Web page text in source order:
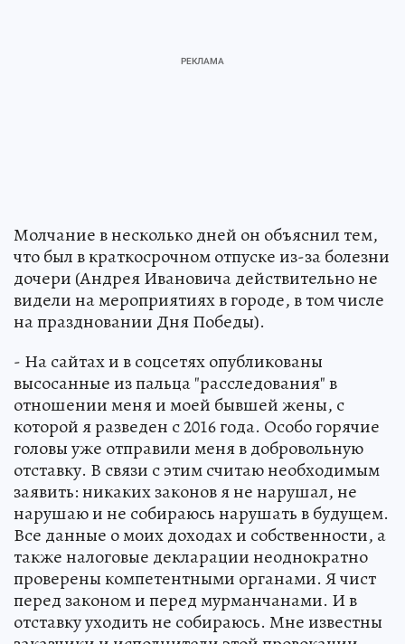
Молчание в несколько дней он объяснил тем,
что был в краткосрочном отпуске из-за болезни
дочери (Андрея Ивановича действительно не
видели на мероприятиях в городе, в том числе
на праздновании Дня Победы).
- На сайтах и в соцсетях опубликованы
высосанные из пальца "расследования" в
отношении меня и моей бывшей жены, с
которой я разведен с 2016 года. Особо горячие
головы уже отправили меня в добровольную
отставку. В связи с этим считаю необходимым
заявить: никаких законов я не нарушал, не
нарушаю и не собираюсь нарушать в будущем.
Все данные о моих доходах и собственности, а
также налоговые декларации неоднократно
проверены компетентными органами. Я чист
перед законом и перед мурманчанами. И в
отставку уходить не собираюсь. Мне известны